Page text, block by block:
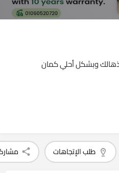
وبشكل أحلي كمان
طلب الإتجاهات